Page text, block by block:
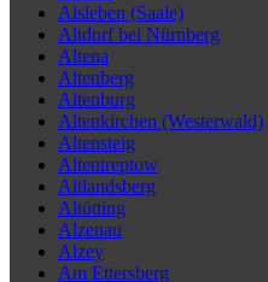
Alsleben (Saale)
Altdorf bei Nürnberg
Altena
Altenberg
Altenburg
Altenkirchen (Westerwald)
Altensteig
Altentreptow
Altlandsberg
Altötting
Alzenau
Alzey
Am Ettersberg